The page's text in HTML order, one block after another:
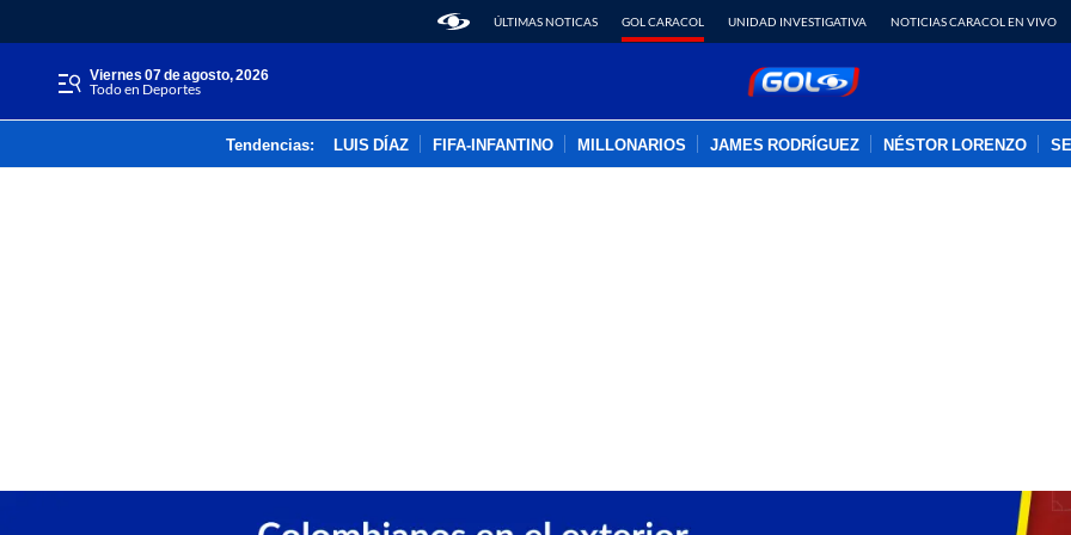
ÚLTIMAS NOTICAS GOL CARACOL UNIDAD INVESTIGATIVA NOTICIAS CARACOL EN VIVO
viernes 07 de agosto, 2026
Todo en Deportes
Tendencias: LUIS DÍAZ FIFA-INFANTINO MILLONARIOS JAMES RODRÍGUEZ NÉSTOR LORENZO